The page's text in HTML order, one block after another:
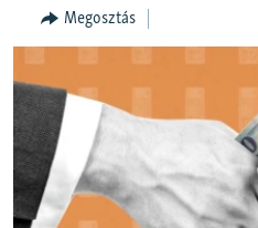
SZABADON
DEMOKRÁCIA
A PÉNZ NYOMÁBAN
EURÓPAI UNIÓ
VILÁG
Megosztás